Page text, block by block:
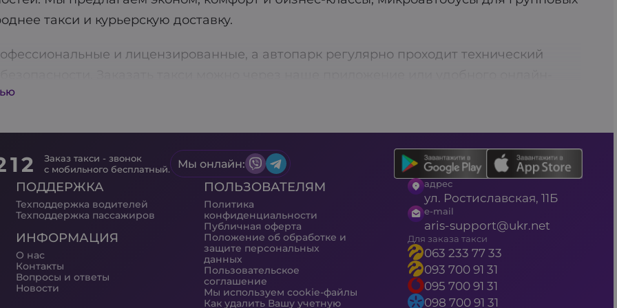
такси и курьерскую доставку.
и лицензированные, а автопарк регулярно проходит технический
быстро и без лишних хлопот получить транспорт. Выбирайте Aris-Taxi – ваш надежный
заранее.
доступна функция оплаты через терминал, а также возможность перевозки
каждого клиента, поэтому постоянно работаем над улучшением сервиса.
приоритет: все водители проходят тщательную проверку, а автомобили соответствуют
Скачивайте наше приложение и пользуйтесь промокодами на скидки, чтобы
с Aris-Taxi!
Заказ такси - звонок
с мобильного бесплатный.
Мы онлайн:
ПОДДЕРЖКА
Техподдержка водителей
Техподдержка пассажиров
ИНФОРМАЦИЯ
О нас
Контакты
Вопросы и ответы
Новости
ПОЛЬЗОВАТЕЛЯМ
Политика
конфиденциальности
Публичная оферта
Положение об обработке и
защите персональных
данных
Пользовательское
соглашение
Мы используем cookie-файлы
Как удалить Вашу учетную
адрес
ул. Ростиславская, 11Б
e-mail
aris-support@ukr.net
Для заказа такси
063 233 77 33
093 700 91 31
095 700 91 31
098 700 91 31